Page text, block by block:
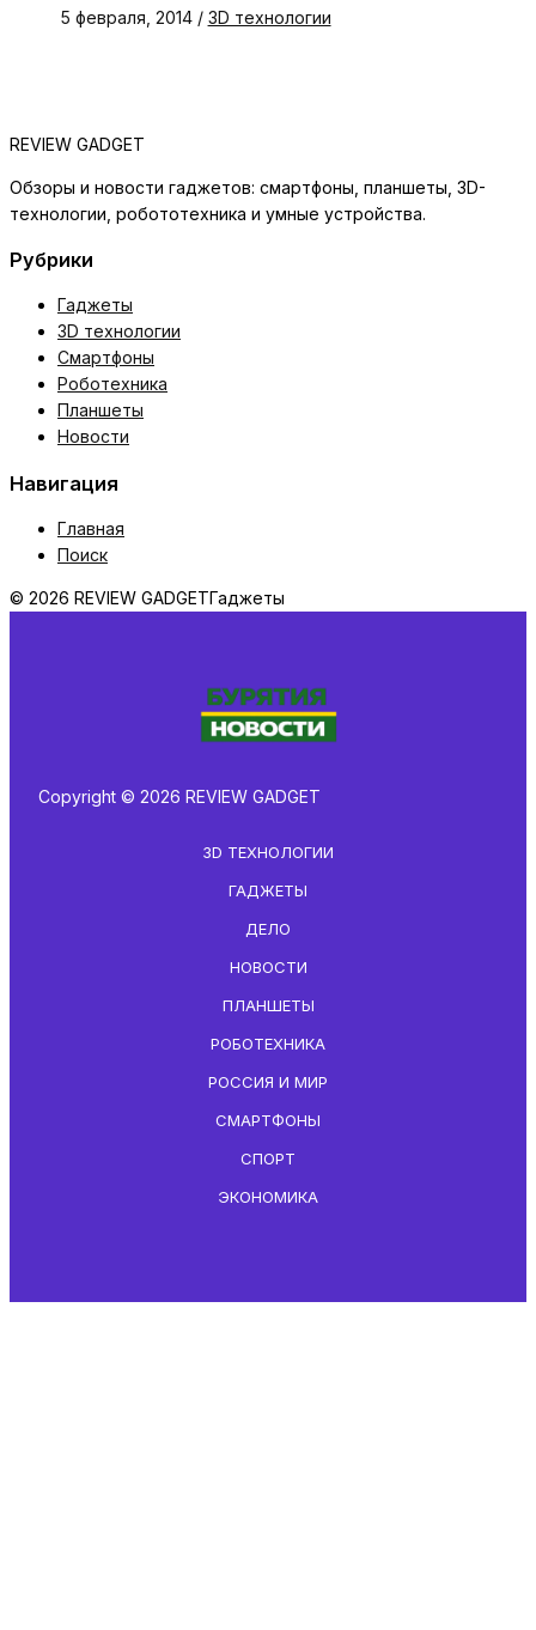
5 февраля, 2014 / 3D технологии
REVIEW GADGET
Обзоры и новости гаджетов: смартфоны, планшеты, 3D-
технологии, робототехника и умные устройства.
Рубрики
Гаджеты
3D технологии
Смартфоны
Роботехника
Планшеты
Новости
Навигация
Главная
Поиск
© 2026 REVIEW GADGETГаджеты
Copyright © 2026 REVIEW GADGET
3D ТЕХНОЛОГИИ
ГАДЖЕТЫ
ДЕЛО
НОВОСТИ
ПЛАНШЕТЫ
РОБОТЕХНИКА
РОССИЯ И МИР
СМАРТФОНЫ
СПОРТ
ЭКОНОМИКА